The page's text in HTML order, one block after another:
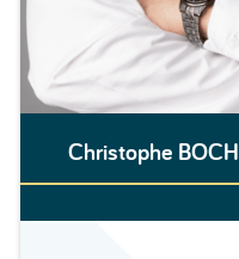
Christophe BOCH